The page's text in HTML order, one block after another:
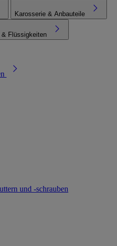
Karosserie & Anbauteile
& Flüssigkeiten
und -schrauben